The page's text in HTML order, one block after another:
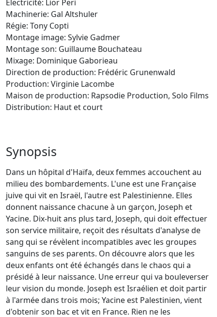
Électricité: Lior Peri
Machinerie: Gal Altshuler
Régie: Tony Copti
Montage image: Sylvie Gadmer
Montage son: Guillaume Bouchateau
Mixage: Dominique Gaborieau
Direction de production: Frédéric Grunenwald
Production: Virginie Lacombe
Maison de production: Rapsodie Production, Solo Films
Distribution: Haut et court
Synopsis
Dans un hôpital d'Haïfa, deux femmes accouchent au
milieu des bombardements. L'une est une Française
juive qui vit en Israël, l'autre est Palestinienne. Elles
donnent naissance chacune à un garçon, Joseph et
Yacine. Dix-huit ans plus tard, Joseph, qui doit effectuer
son service militaire, reçoit des résultats d'analyse de
sang qui se révèlent incompatibles avec les groupes
sanguins de ses parents. On découvre alors que les
deux enfants ont été échangés dans le chaos qui a
présidé à leur naissance. Une erreur qui va bouleverser
leur vision du monde. Joseph est Israélien et doit partir
à l'armée dans trois mois; Yacine est Palestinien, vient
d'obtenir son bac et vit en France. Rien ne les